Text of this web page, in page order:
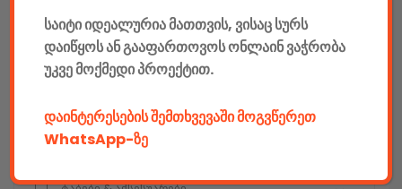
კომპიუტერები & აქსესუარები
ტელეფონები & აქსესუარები
კამერები & აქსესუარები
ნოუთბუქები & აქსესუარები
საიტი იდეალურია მათთვის, ვისაც სურს
დაიწყოს ან გააფართოვოს ონლაინ ვაჭრობა
უკვე მოქმედი პროექტით.
დაინტერესების შემთხვევაში მოგვწერეთ
WhatsApp-ზე